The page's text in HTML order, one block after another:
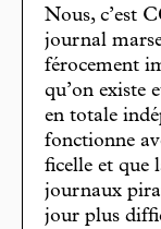
Nous, c’est
journal
férocement
qu’on existe
en totale
fonctionne
ficelle et que
journaux
jour plus